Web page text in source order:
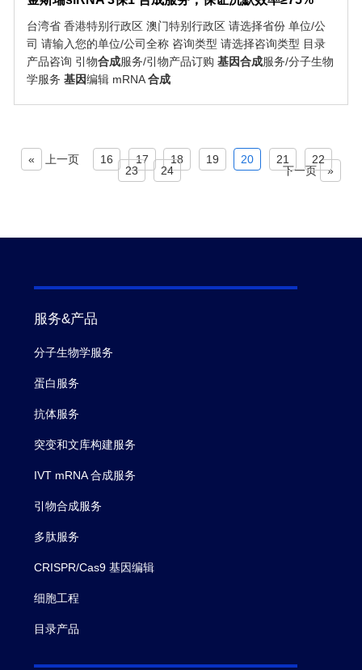
台湾省 香港特别行政区 澳门特别行政区 请选择省份 单位/公
司 请输入您的单位/公司全称 咨询类型 请选择咨询类型 目录
产品咨询 引物合成服务/引物产品订购 基因合成服务/分子生物
学服务 基因编辑 mRNA合成
« 上一页 16 17 18 19 20 21
22
23
24 下一页 »
服务&产品
分子生物学服务
蛋白服务
抗体服务
突变和文库构建服务
IVT mRNA 合成服务
引物合成服务
多肽服务
CRISPR/Cas9 基因编辑
细胞工程
目录产品